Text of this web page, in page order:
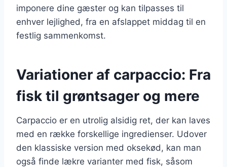
imponere dine gæster og kan tilpasses til
enhver lejlighed, fra en afslappet middag til en
festlig sammenkomst.
Variationer af carpaccio: Fra
fisk til grøntsager og mere
Carpaccio er en utrolig alsidig ret, der kan laves
med en række forskellige ingredienser. Udover
den klassiske version med oksekød, kan man
også finde lækre varianter med fisk, såsom